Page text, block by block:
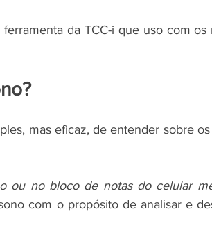
da TCC-i que uso com os
mas eficaz, de entender sobre
ou no bloco de notas do celular
com o propósito de analisar e